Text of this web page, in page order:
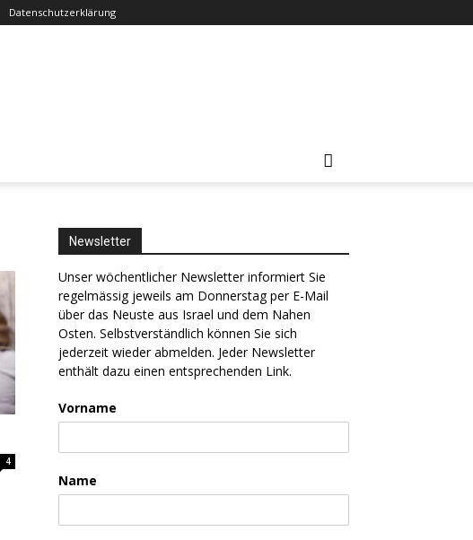
Datenschutzerklärung
4
Newsletter
Unser wöchentlicher Newsletter informiert Sie
regelmässig jeweils am Donnerstag per E-Mail
über das Neuste aus Israel und dem Nahen
Osten. Selbstverständlich können Sie sich
jederzeit wieder abmelden. Jeder Newsletter
enthält dazu einen entsprechenden Link.
Vorname
Name